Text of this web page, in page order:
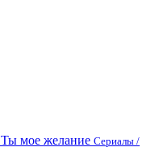
Ты мое желание Сериалы /